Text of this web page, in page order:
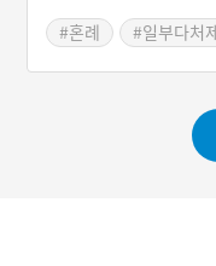
는 데릴사위제가 있었고
부다처제도 있었다. 백
도 일부다처제가 있었
왕실에는 다른 나라와
략결혼이 있었다. 신라
는 여성의 이혼과 재혼
#혼례
#일부다처